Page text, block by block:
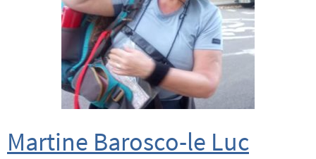
Martine Barosco-le Luc